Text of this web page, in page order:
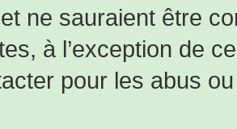
ne sauraient être
à l’exception de
pour les abus